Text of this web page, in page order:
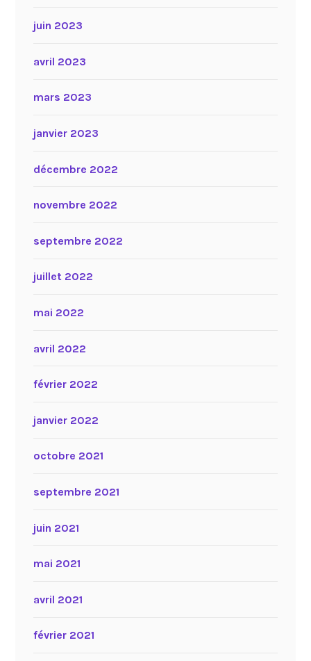
juin 2023
avril 2023
mars 2023
janvier 2023
décembre 2022
novembre 2022
septembre 2022
juillet 2022
mai 2022
avril 2022
février 2022
janvier 2022
octobre 2021
septembre 2021
juin 2021
mai 2021
avril 2021
février 2021